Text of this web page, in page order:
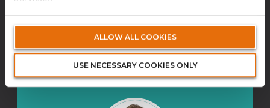
ALLOW ALL COOKIES
USE NECESSARY COOKIES ONLY
cecile.bernier@volanteglobal.com
Biographie